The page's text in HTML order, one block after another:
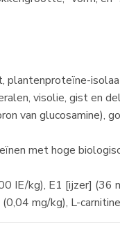
plantenproteïne-
visolie, gist en
van glucosamine),
met hoge
IE/kg), E1 [ijzer] (36
mg/kg), L-